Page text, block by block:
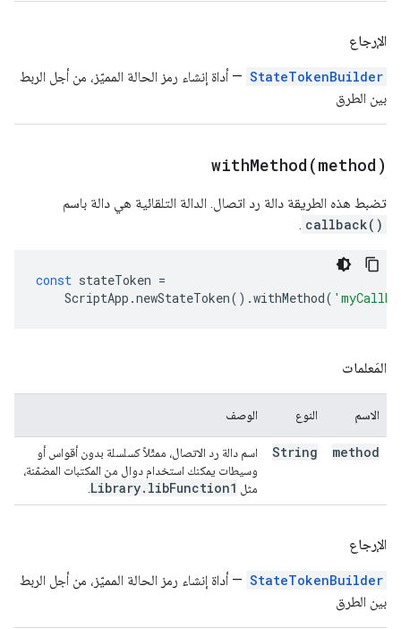
الإرجاع
StateTokenBuilder — أداة إنشاء رمز الحالة المميّز، من أجل الربط
بين الطرق
withMethod(method)
تضبط هذه الطريقة دالة رد اتصال. الدالة التلقائية هي دالة باسم
callback()
.
const stateToken =
ScriptApp .newStateToken().withMethod(
المَعلمات
الاسم النوع الوصف
method
String
اسم دالة رد الاتصال، ممثّلاً كسلسلة بدون أقواس أو
وسيطات يمكنك استخدام دوال من المكتبات المضمّنة،
مثل
Library. libFunction1
الإرجاع
StateTokenBuilder — أداة إنشاء رمز الحالة المميّز، من أجل الربط
بين الطرق